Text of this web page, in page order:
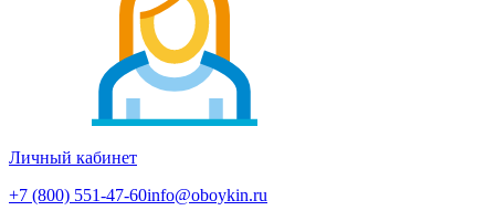
Личный кабинет
+7 (800) 551-47-60info@oboykin.ru